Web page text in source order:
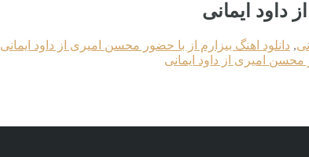
داود ایمانی
, دانلود اهنگ بیزارم از با حضور محسن امیری از داود ایمانی
محسن امیری از داود ایمانی